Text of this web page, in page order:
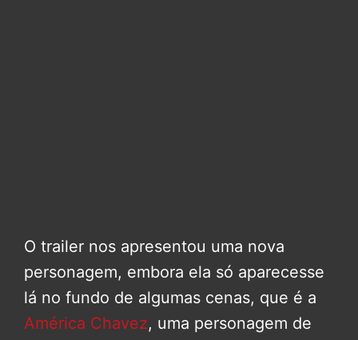
O trailer nos apresentou uma nova
personagem, embora ela só aparecesse
lá no fundo de algumas cenas, que é a
América Chavez, uma personagem de